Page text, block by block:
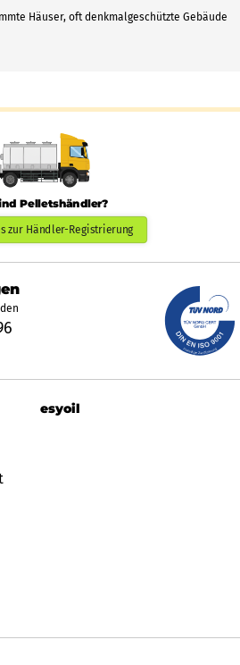
Häuser, oft denkmalgeschützte Gebäude
Pelletshändler?
zur Händler-Registrierung
esyoil